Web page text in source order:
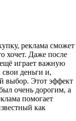
реклама сможет
хочет. Даже после
играет важную
деньги и,
выбор. Этот эффект
очень дорогим, а
помогает
как